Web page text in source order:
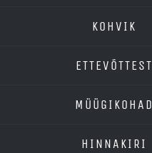
KOHVIK
ETTEVÕTTEST
MÜÜGIKOHAD
HINNAKIRI